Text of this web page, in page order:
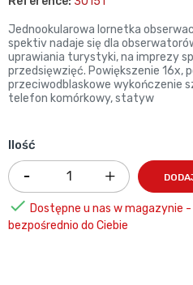
Jednookularowa lornetka
spektiv nadaje się dla
uprawiania turystyki, na imprezy
przedsięwzięć. Powiększenie 16x,
przeciwodblaskowe wykończenie
telefon komórkowy, statyw
Ilość
 Dostępne u nas w magazynie
bezpośrednio do Ciebie